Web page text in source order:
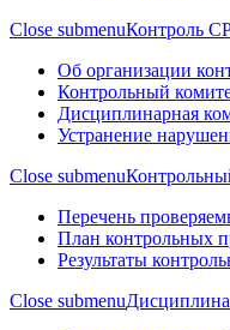
Close submenuКонтроль
Об организации
Контрольный
Дисциплинарная
Устранение
Close submenu
Перечень
План контрольных
Результаты
Close submenu